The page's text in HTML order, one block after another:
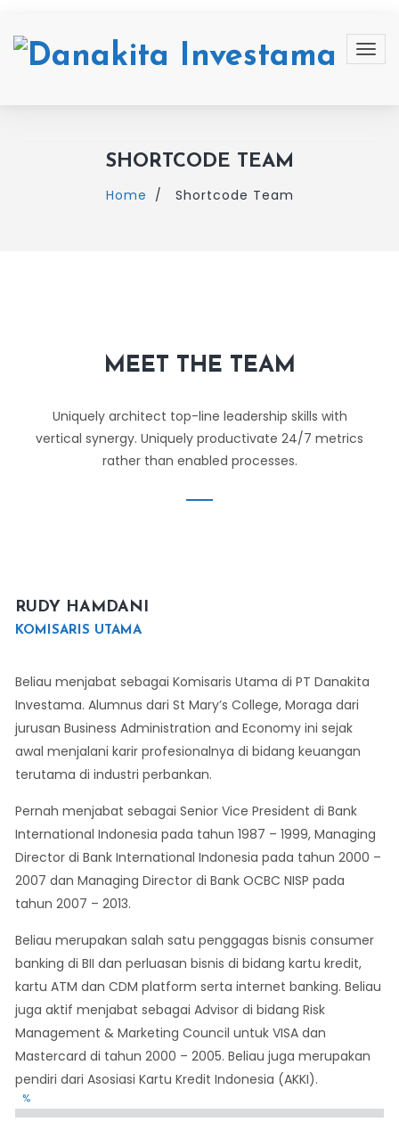
SHORTCODE TEAM
Home Shortcode Team
MEET THE TEAM
Uniquely architect top-line leadership skills with
vertical synergy. Uniquely productivate 24/7 metrics
rather than enabled processes.
RUDY HAMDANI
KOMISARIS UTAMA
Beliau menjabat sebagai Komisaris Utama di PT Danakita
Investama. Alumnus dari St Mary’s College, Moraga dari
jurusan Business Administration and Economy ini sejak
awal menjalani karir profesionalnya di bidang keuangan
terutama di industri perbankan.
Pernah menjabat sebagai Senior Vice President di Bank
International Indonesia pada tahun 1987 – 1999, Managing
Director di Bank International Indonesia pada tahun 2000 –
2007 dan Managing Director di Bank OCBC NISP pada
tahun 2007 – 2013.
Beliau merupakan salah satu penggagas bisnis consumer
banking di BII dan perluasan bisnis di bidang kartu kredit,
kartu ATM dan CDM platform serta internet banking. Beliau
juga aktif menjabat sebagai Advisor di bidang Risk
Management & Marketing Council untuk VISA dan
Mastercard di tahun 2000 – 2005. Beliau juga merupakan
pendiri dari Asosiasi Kartu Kredit Indonesia (AKKI).
%